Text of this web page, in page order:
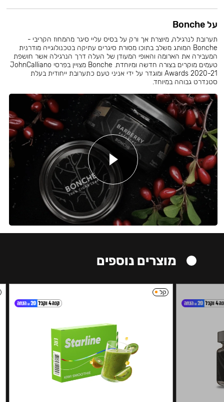
על Bonche
תערובת לנרגילה, מיוצרת אך ורק על בסיס עליי סיגר מהמחוז הקריבי -
Bonche המותג משלב בתוכו מסורת סיגרים עתיקה בטכנולוגייה מודרנית
המעבירה את הארומה והאופי המעודן של העלה דרך הנרגילה אשר חושפת
טעמים מוקרים בצורה חדשה ומיוחדת. Bonche מצויין בפרסי JohnCalliano
Awards 2020-21 ומוגדר על ידי אניני טעם כתערובת ייחודית בעלת
סטנדרט גבוהה במיוחד.
מוצרים נוספים
קל